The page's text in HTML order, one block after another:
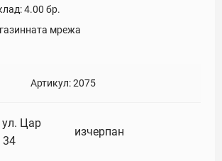
4.00 бр.
мрежа
Артикул:2075
ул. Цар
34
изчерпан